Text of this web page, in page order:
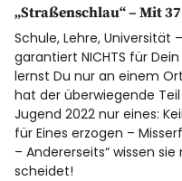
FEELution
Auswandern
Shop
„Straßenschlau“ – Mit
Schule, Lehre, Universität
garantiert NICHTS für
lernst Du nur an einem
hat der überwiegende
Jugend 2022 nur eines:
für Eines erzogen –
– Andererseits“ wissen
scheidet!